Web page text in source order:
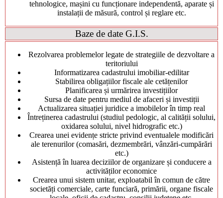
tehnologice, mașini cu funcționare independentă, aparate și
instalații de măsură, control și reglare etc.
Baze de date G.I.S.
Rezolvarea problemelor legate de strategiile de dezvoltare a
teritoriului
Informatizarea cadastrului imobiliar-edilitar
Stabilirea obligațiilor fiscale ale cetățenilor
Planificarea și urmărirea investițiilor
Sursa de date pentru mediul de afaceri și investiții
Actualizarea situației juridice a imobilelor în timp real
Întreținerea cadastrului (studiul pedologic, al calității solului,
oxidarea solului, nivel hidrografic etc.)
Crearea unei evidențe stricte privind eventualele modificări
ale terenurilor (comasări, dezmembrări, vânzări-cumpărări
etc.)
Asistență în luarea deciziilor de organizare și conducere a
activităților economice
Crearea unui sistem unitar, exploatabil în comun de către
societăți comerciale, carte funciară, primării, organe fiscale